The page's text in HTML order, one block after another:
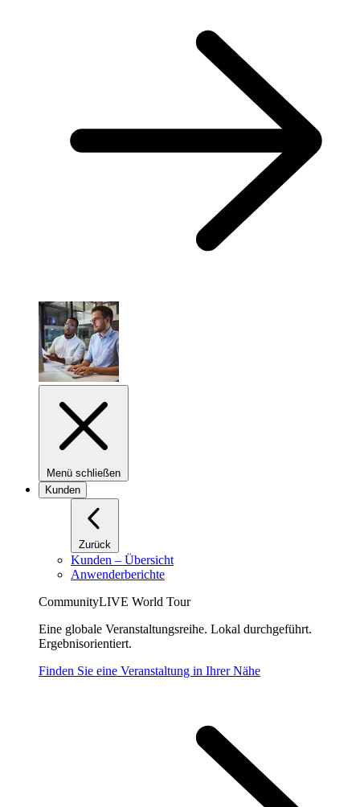
Menü schließen
Kunden
Zurück
Kunden – Übersicht
Anwenderberichte
CommunityLIVE World Tour
Eine globale Veranstaltungsreihe. Lokal durchgeführt.
Ergebnisorientiert.
Finden Sie eine Veranstaltung in Ihrer Nähe